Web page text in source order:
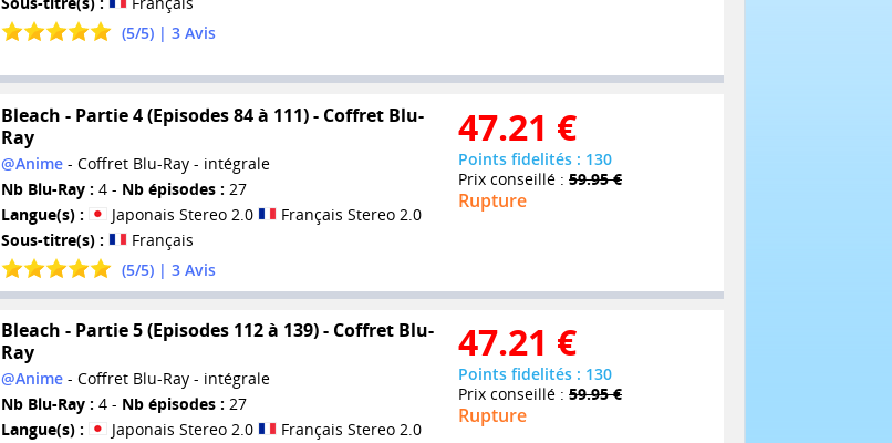
(5/5) | 3Avis
Bleach - Partie 4 (Episodes 84 à 111) - Coffret Blu-
Ray
@Anime- Coffret Blu-Ray - intégrale
Nb Blu-Ray : 4 - Nb épisodes : 27
Langue(s) :
Japonais Stereo 2.0
Français Stereo 2.0
Sous-titre(s) :
Français
(5/5) | 3Avis
47.21 €
Points fidelités : 130
Prix conseillé : 59.95 €
Rupture
Bleach - Partie 5 (Episodes 112 à 139) - Coffret Blu-
Ray
@Anime- Coffret Blu-Ray - intégrale
Nb Blu-Ray : 4 - Nb épisodes : 27
Langue(s) :
Japonais Stereo 2.0
Français Stereo 2.0
47.21 €
Points fidelités : 130
Prix conseillé : 59.95 €
Rupture